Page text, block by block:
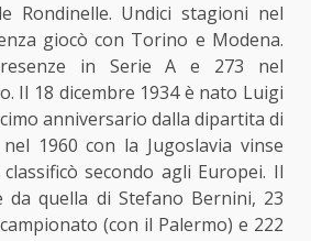
Rondinelle. Undici stagioni nel
giocò con Torino e Modena.
in Serie A e 273 nel
Il 18 dicembre 1934 è nato Luigi
anniversario dalla dipartita di
1960 con la Jugoslavia vinse
secondo agli Europei. Il
da quella di Stefano Bernini, 23
(con il Palermo) e 222